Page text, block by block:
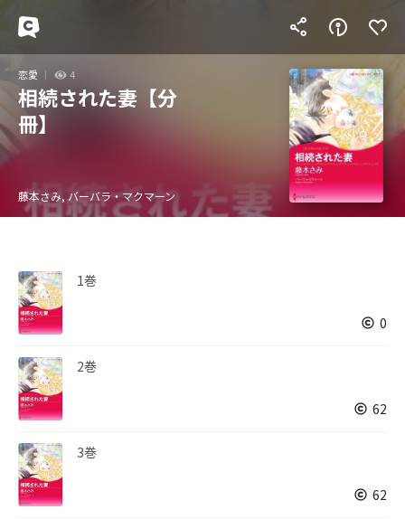
恋愛 4
相続された妻【分
冊】
藤本さみ, バーバラ・マクマーン
1巻
0
2巻
62
3巻
62